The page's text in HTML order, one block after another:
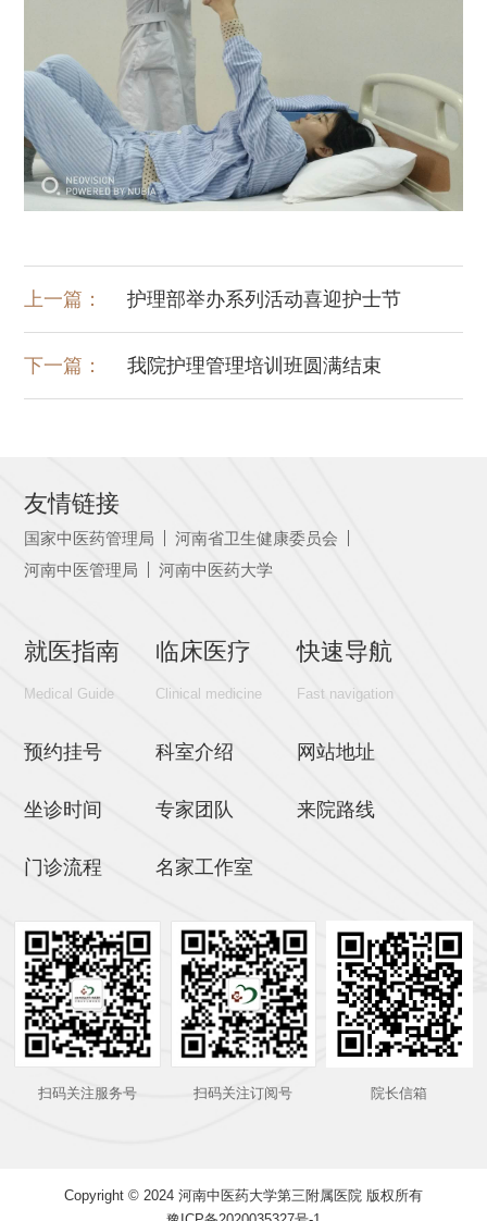
上一篇： 护理部举办系列活动喜迎护士节
下一篇： 我院护理管理培训班圆满结束
友情链接
国家中医药管理局
河南省卫生健康委员会
河南中医管理局
河南中医药大学
就医指南
Medical Guide
预约挂号
坐诊时间
门诊流程
临床医疗
Clinical medicine
科室介绍
专家团队
名家工作室
快速导航
Fast navigation
网站地址
来院路线
扫码关注服务号 扫码关注订阅号 院长信箱
Copyright © 2024 河南中医药大学第三附属医院 版权所有